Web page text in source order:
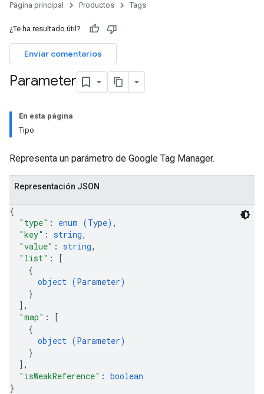
Página principal Productos Tags
¿Te ha resultado útil?
Enviar comentarios
Parameter
En esta página
Tipo
Representa un parámetro de Google Tag Manager.
Representación JSON
{
"type" : enum (Type) ,
"key" : string,
"value" : string,
"list" :
[
{
object (Parameter)
}
] ,
"map" :
[
{
object (Parameter)
}
] ,
"isWeakReference" : boolean
}